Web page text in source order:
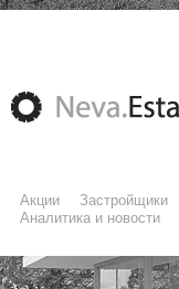
Акции Застройщики
Аналитика и новости